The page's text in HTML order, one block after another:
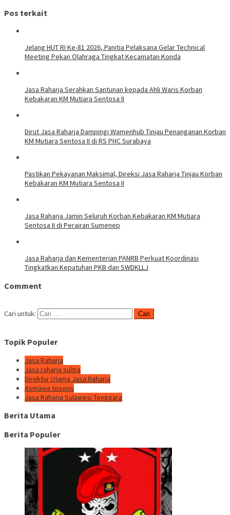
Pos terkait
Jelang HUT RI Ke-81 2026, Panitia Pelaksana Gelar Technical
Meeting Pekan Olahraga Tingkat Kecamatan Konda
Jasa Raharja Serahkan Santunan kepada Ahli Waris Korban
Kebakaran KM Mutiara Sentosa II
Dirut Jasa Raharja Dampingi Wamenhub Tinjau Penanganan Korban
KM Mutiara Sentosa II di RS PHC Surabaya
Pastikan Pekayanan Maksimal, Direksi Jasa Raharja Tinjau Korban
Kebakaran KM Mutiara Sentosa II
Jasa Raharja Jamin Seluruh Korban Kebakaran KM Mutiara
Sentosa II di Perairan Sumenep
Jasa Raharja dan Kementerian PANRB Perkuat Koordinasi
Tingkatkan Kepatuhan PKB dan SWDKLLJ
Comment
Cari untuk:
Topik Populer
Jasa Raharja
Jasa raharja sultra
Direktur Utama Jasa Raharja
Asmawa tosepu
Jasa Raharja Sulawesi Tenggara
Berita Utama
Berita Populer